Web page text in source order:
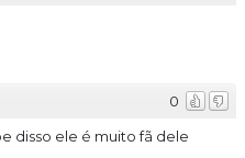
0
disso ele é muito fã dele